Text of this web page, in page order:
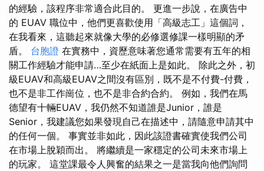
的經驗，該程序非常適合此目的。 更進一步說，在廣告中
的 EUAV 職位中，他們更喜歡使用「高級志工」這個詞，
在我看來，這聽起來就像大學的必修選修課一樣明顯的矛
盾。 台胞證 在實務中，資歷意味著您通常需要有五年的相
關工作經驗才能申請…至少在紙面上是如此。 除此之外，初
級EUAV和高級EUAV之間沒有區別，既不是不付費-付費，
也不是非工作崗位，也不是非合約合約。 例如，我們在馬
德望有十輛EUAV，我仍然不知道誰是Junior，誰是
Senior，我建議您如果發現自己在描述中，請隨意申請其中
的任何一個。 事實並非如此，因此該證書確實使我們公司
在市場上脫穎而出。 將繼續是一家穩定的公司未來市場上
的玩家。 這堂課最令人興奮的結果之一是當我向他們詢問